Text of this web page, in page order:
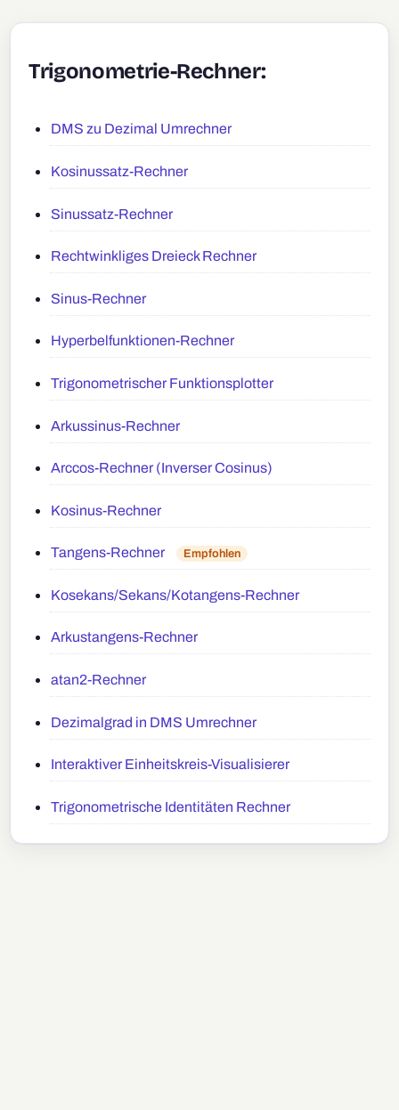
Trigonometrie-Rechner:
DMS zu Dezimal Umrechner
Kosinussatz-Rechner
Sinussatz-Rechner
Rechtwinkliges Dreieck Rechner
Sinus-Rechner
Hyperbelfunktionen-Rechner
Trigonometrischer Funktionsplotter
Arkussinus-Rechner
Arccos-Rechner (Inverser Cosinus)
Kosinus-Rechner
Tangens-Rechner Empfohlen
Kosekans/Sekans/Kotangens-Rechner
Arkustangens-Rechner
atan2-Rechner
Dezimalgrad in DMS Umrechner
Interaktiver Einheitskreis-Visualisierer
Trigonometrische Identitäten Rechner